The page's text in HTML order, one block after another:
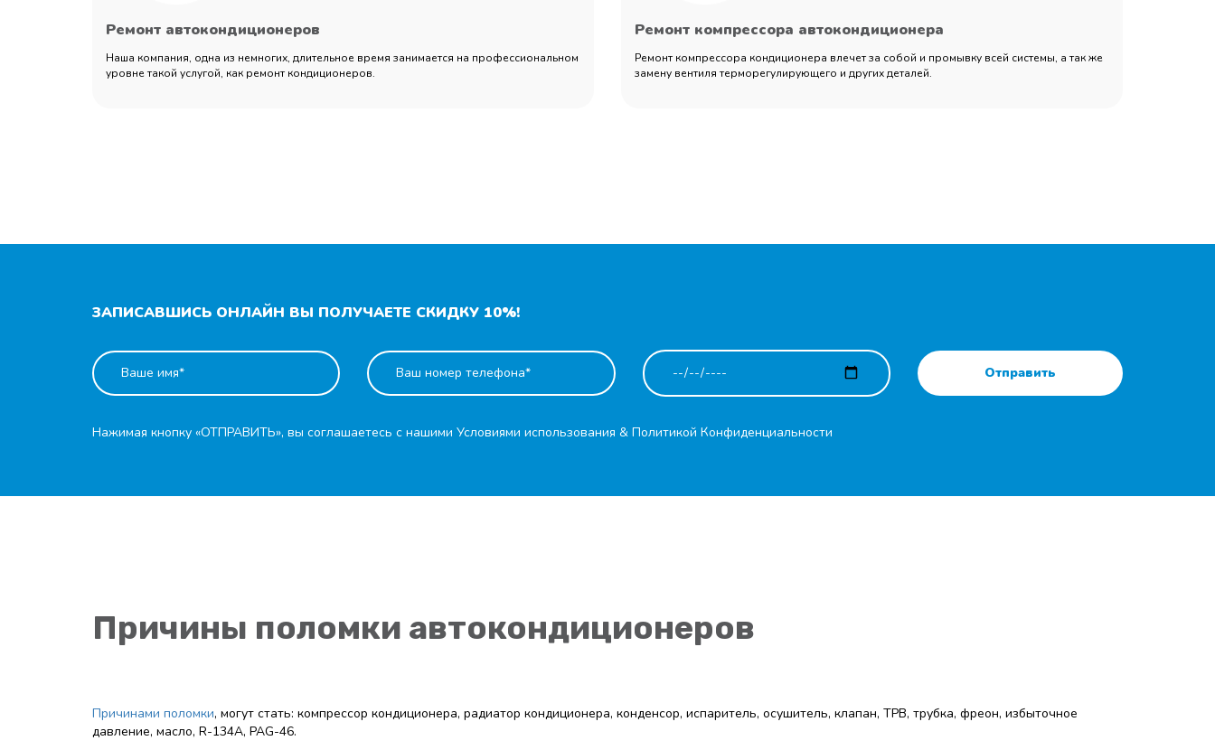
Ремонт автокондиционеров
Наша компания, одна из немногих, длительное время занимается на профессиональном
уровне такой услугой, как ремонт кондиционеров.
Ремонт компрессора автокондиционера
Ремонт компрессора кондиционера влечет за собой и промывку всей системы, а так же
замену вентиля терморегулирующего и других деталей.
ЗАПИСАВШИСЬ ОНЛАЙН ВЫ ПОЛУЧАЕТЕ СКИДКУ 10%!
Отправить
Нажимая кнопку «ОТПРАВИТЬ», вы соглашаетесь с нашими Условиями использования & Политикой Конфиденциальности
Причины поломки автокондиционеров
Причинами поломки, могут стать: компрессор кондиционера, радиатор кондиционера, конденсор, испаритель, осушитель, клапан, ТРВ, трубка, фреон, избыточное
давление, масло, R-134A, PAG-46.